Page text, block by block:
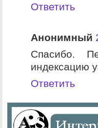
Ответить
Анонимный
Спасибо.
индексацию
Ответить